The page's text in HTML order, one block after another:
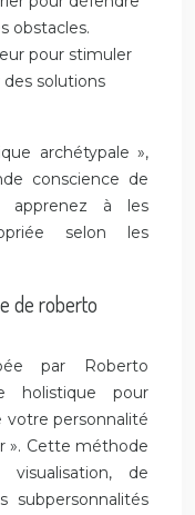
obstacles.
pour stimuler
solutions
archétypale »,
conscience de
apprenez à les
selon les
de roberto
par Roberto
holistique pour
votre personnalité
». Cette méthode
de